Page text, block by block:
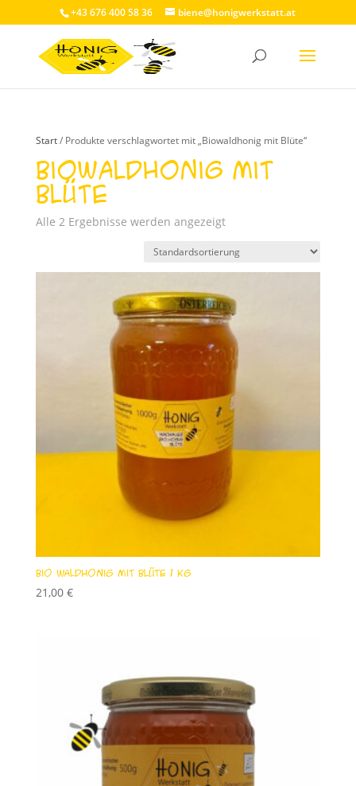
+43 676 400 58 36 biene@honigwerkstatt.at
Start/ Produkte verschlagwortet mit „Biowaldhonig mit Blüte“
Biowaldhonig mit
Blüte
Alle 2 Ergebnisse werden angezeigt
Bio Waldhonig mit Blüte 1 kg
21,00 €